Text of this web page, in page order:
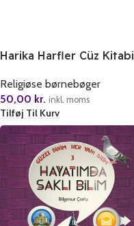
Harika Harfler Cüz Kitabi
Religiøse børnebøger
50,00 kr. inkl. moms
Tilføj Til Kurv